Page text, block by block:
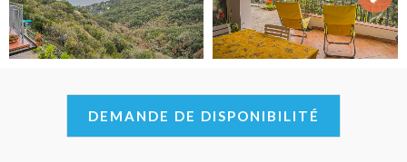
Next
DEMANDE DE DISPONIBILITÉ